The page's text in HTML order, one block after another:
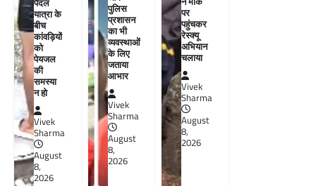
पैदल
यात्रा के
बीच
कांवड़ियों
को
पेयजल
की
समस्या
न हो
Vivek
Sharma
August
8,
2026
पुलिस
प्रशासन
का भी
व्यवस्थाओं
के लिए
जताया
आभार
Vivek
Sharma
August
8,
2026
पर
पहुंचकर
रेस्क्यू
अभियान
चलाया
Vivek
Sharma
August
8,
2026